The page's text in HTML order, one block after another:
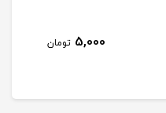
5,000 تومان